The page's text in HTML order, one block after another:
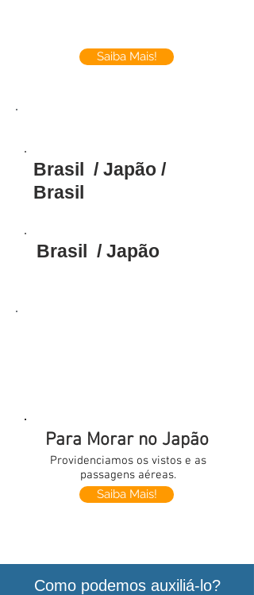
Saiba Mais!
Brasil / Japão /
Brasil
Brasil / Japão
Para Morar no Japão
Providenciamos os vistos e as
passagens aéreas.
Saiba Mais!
Como podemos auxiliá-lo?